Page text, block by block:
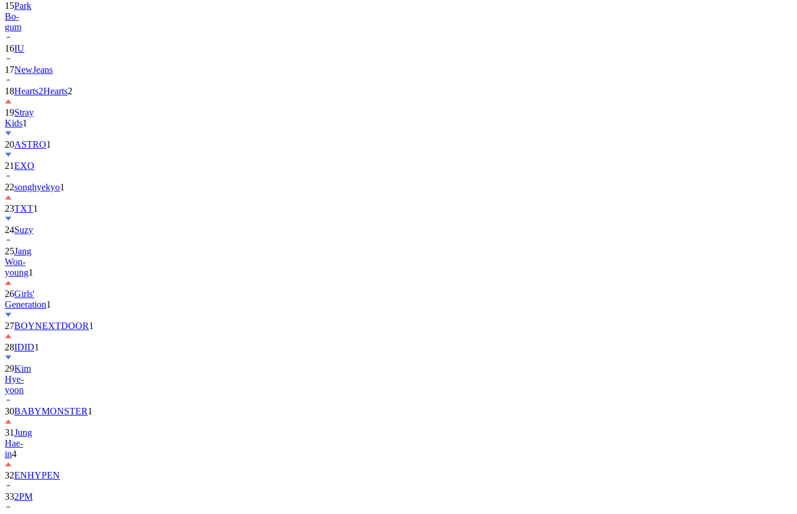
15Park
Bo-
gum
16IU
17NewJeans
18Hearts2Hearts2
19Stray
Kids1
20ASTRO1
21EXO
22songhyekyo1
23TXT1
24Suzy
25Jang
Won-
young1
26Girls'
Generation1
27BOYNEXTDOOR1
28IDID1
29Kim
Hye-
yoon
30BABYMONSTER1
31Jung
Hae-
in4
32ENHYPEN
332PM